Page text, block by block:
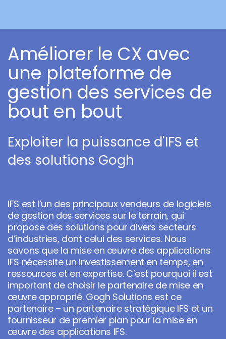
Améliorer le CX avec
une plateforme de
gestion des services de
bout en bout
Exploiter la puissance d'IFS et
des solutions Gogh
IFS est l’un des principaux vendeurs de logiciels
de gestion des services sur le terrain, qui
propose des solutions pour divers secteurs
d’industries, dont celui des services. Nous
savons que la mise en œuvre des applications
IFS nécessite un investissement en temps, en
ressources et en expertise. C’est pourquoi il est
important de choisir le partenaire de mise en
œuvre approprié. Gogh Solutions est ce
partenaire – un partenaire stratégique IFS et un
fournisseur de premier plan pour la mise en
œuvre des applications IFS.